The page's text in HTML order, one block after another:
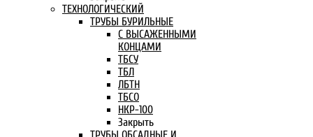
ТЕХНОЛОГИЧЕСКИЙ
ТРУБЫ БУРИЛЬНЫЕ
С ВЫСАЖЕННЫМИ
КОНЦАМИ
ТБСУ
ТБЛ
ЛБТН
ТБСО
НКР-100
Закрыть